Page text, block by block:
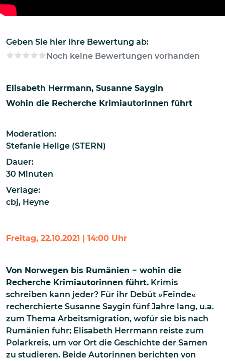
Geben Sie hier Ihre Bewertung ab:
Noch keine Bewertungen vorhanden
Elisabeth Herrmann Susanne Saygin
Wohin die Recherche Krimiautorinnen führt
Moderation:
Stefanie Hellge (STERN)
Dauer:
30 Minuten
Verlage:
cbj, Heyne
Freitag, 22.10.2021 | 14:00 Uhr
Von Norwegen bis Rumänien − wohin die
Recherche Krimiautorinnen führt. Krimis
schreiben kann jeder? Für ihr Debüt »Feinde«
recherchierte Susanne Saygin fünf Jahre lang, u.a.
zum Thema Arbeitsmigration, wofür sie bis nach
Rumänien fuhr; Elisabeth Herrmann reiste zum
Polarkreis, um vor Ort die Geschichte der Samen
zu studieren. Beide Autorinnen berichten von